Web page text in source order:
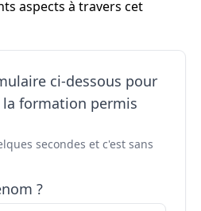
aspects à travers cet
ci-dessous pour
formation permis
secondes et c'est sans
?